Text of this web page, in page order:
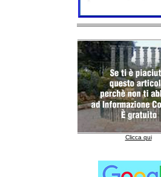
Clicca qui